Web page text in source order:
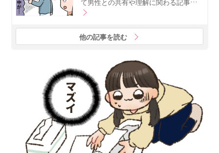
て男性との共有や理解に関わる記事…
他の記事を読む